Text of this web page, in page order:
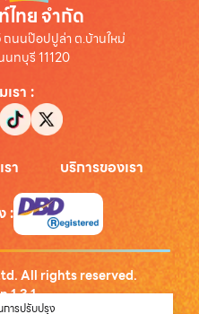
ไทย จำกัด
ถนนป๊อปปูล่า ต.บ้านใหม่
นทบุรี 11120
รา :
า บริการของเรา
:
All rights reserved.
1.3.1
การปรับปรุง